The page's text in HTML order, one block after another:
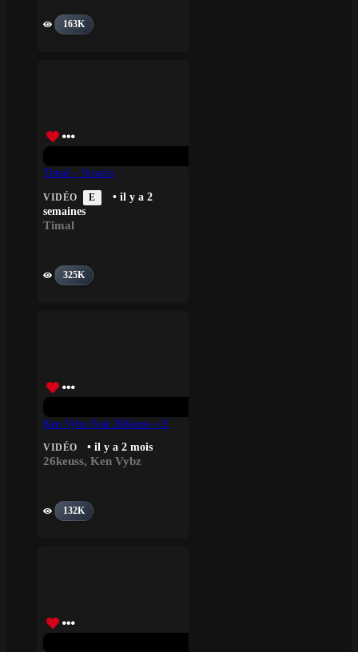
163K
Timal – Sicario
VIDÉO E
• il y a 2
semaines
Timal
325K
VIDÉO • il y a 2 mois
26keuss, Ken Vybz
132K